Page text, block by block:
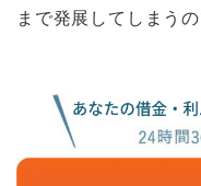
まで発展してしまうの